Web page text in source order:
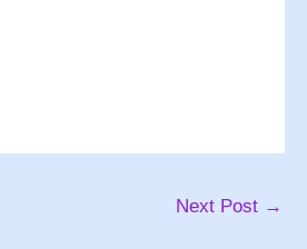
Next Post →